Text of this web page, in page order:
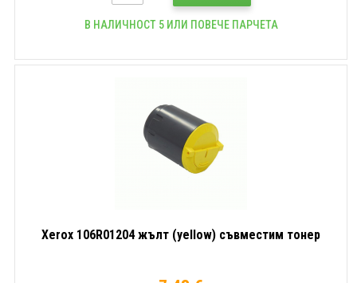
В НАЛИЧНОСТ 5 ИЛИ ПОВЕЧЕ ПАРЧЕТА
Xerox 106R01204 жълт (yellow) съвместим тонер